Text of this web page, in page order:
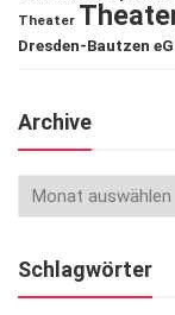
Theater
Dresden-Bautzen eG
Archive
Schlagwörter